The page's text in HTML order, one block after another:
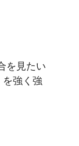
を見たい
強く強